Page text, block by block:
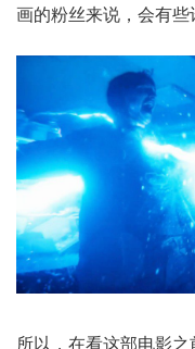
画的粉丝来说，会有些
所以，在看这部电影